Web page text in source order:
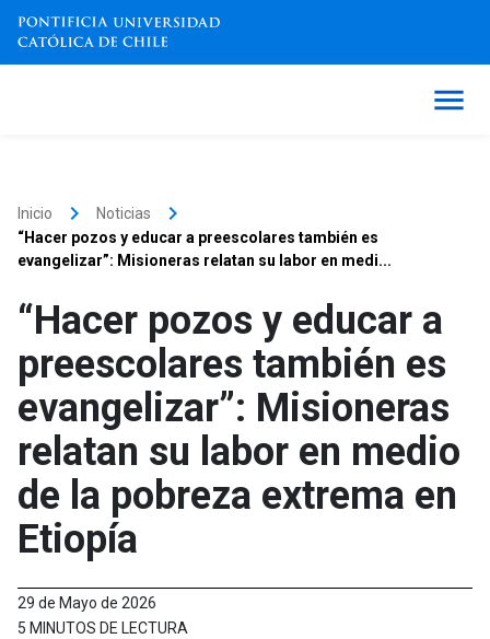
Inicio keyboard_arrow_right Noticias keyboard_arrow_right
“Hacer pozos y educar a preescolares también es
evangelizar”: Misioneras relatan su labor en medi...
“Hacer pozos y educar a
preescolares también es
evangelizar”: Misioneras
relatan su labor en medio
de la pobreza extrema en
Etiopía
29 de Mayo de 2026
5 MINUTOS DE LECTURA